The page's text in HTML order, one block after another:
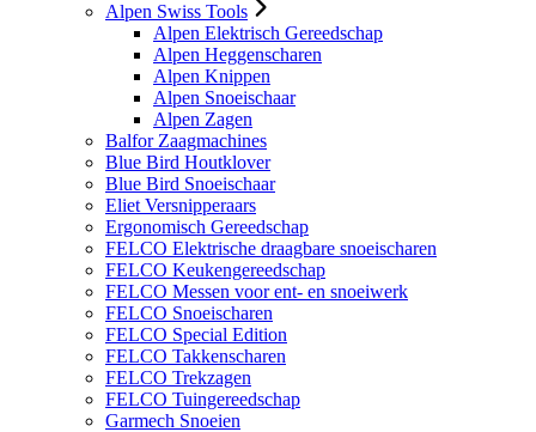
Alpen Swiss Tools
Alpen Elektrisch Gereedschap
Alpen Heggenscharen
Alpen Knippen
Alpen Snoeischaar
Alpen Zagen
Balfor Zaagmachines
Blue Bird Houtklover
Blue Bird Snoeischaar
Eliet Versnipperaars
Ergonomisch Gereedschap
FELCO Elektrische draagbare snoeischaren
FELCO Keukengereedschap
FELCO Messen voor ent- en snoeiwerk
FELCO Snoeischaren
FELCO Special Edition
FELCO Takkenscharen
FELCO Trekzagen
FELCO Tuingereedschap
Garmech Snoeien